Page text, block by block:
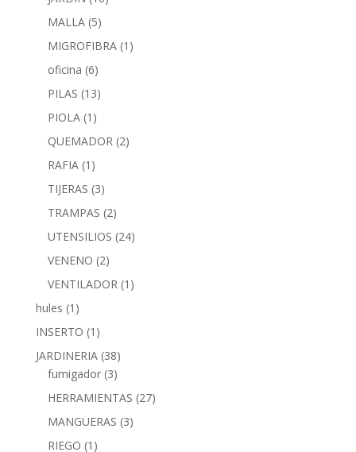
MALLA (5)
MIGROFIBRA (1)
oficina (6)
PILAS (13)
PIOLA (1)
QUEMADOR (2)
RAFIA (1)
TIJERAS (3)
TRAMPAS (2)
UTENSILIOS (24)
VENENO (2)
VENTILADOR (1)
hules (1)
INSERTO (1)
JARDINERIA (38)
fumigador (3)
HERRAMIENTAS (27)
MANGUERAS (3)
RIEGO (1)